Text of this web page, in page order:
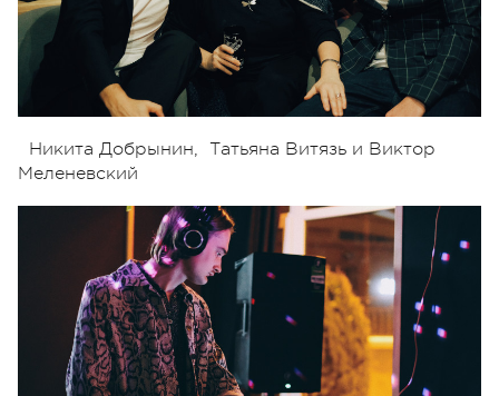
Никита Добрынин, Татьяна Витязь и Виктор
Меленевский